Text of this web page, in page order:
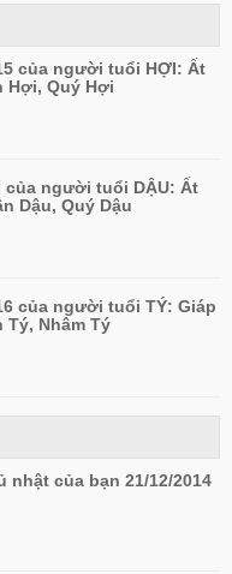
của người tuổi HỢI: Ất
Hợi, Quý Hợi
người tuổi DẬU: Ất
Dậu, Quý Dậu
của người tuổi TÝ: Giáp
Tý, Nhâm Tý
của bạn 21/12/2014